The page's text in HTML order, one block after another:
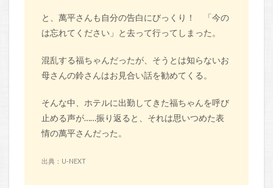
と、萬平さんも自分の告白にびっくり！ 「今の
は忘れてください」と去って行ってしまった。
混乱する福ちゃんだったが、そうとは知らないお
母さんの鈴さんはお見合い話を勧めてくる。
そんな中、ホテルに出勤してきた福ちゃんを呼び
止める声が……振り返ると、それは思いつめた表
情の萬平さんだった。
出典：U-NEXT